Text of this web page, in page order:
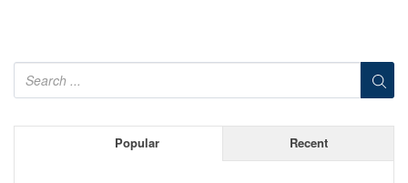
Popular Recent